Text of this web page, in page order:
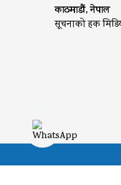
काठमाडौं, नेपाल
सूचनाको हक